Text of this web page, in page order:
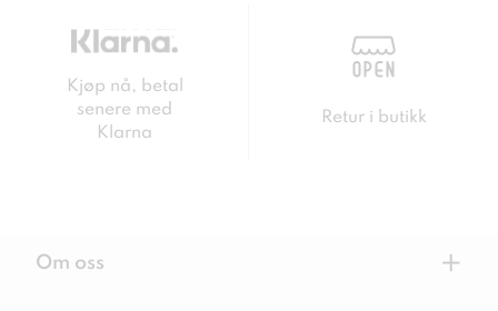
Kjøp nå, betal
senere med
Klarna
Retur i butikk
Om oss +